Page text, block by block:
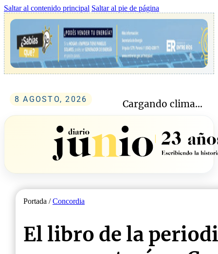
Saltar al contenido principal Saltar al pie de página
8 AGOSTO, 2026 Cargando clima...
Portada /Concordia
El libro de la